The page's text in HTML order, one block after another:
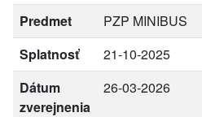
Predmet
PZP MINIBUS
Splatnosť
21-10-2025
Dátum
zverejnenia
26-03-2026